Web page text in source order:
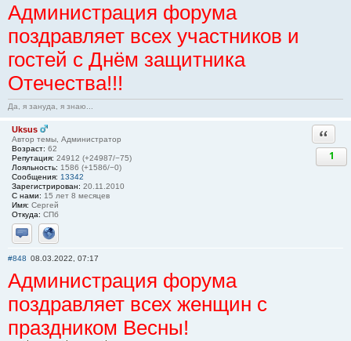
Администрация форума
поздравляет всех участников и
гостей с Днём защитника
Отечества!!!
Да, я зануда, я знаю...
Uksus
Автор темы, Администратор
Возраст: 62
Репутация: 24912 (+24987/−75)
Лояльность: 1586 (+1586/−0)
Сообщения: 13342
Зарегистрирован: 20.11.2010
С нами: 15 лет 8 месяцев
Имя: Сергей
Откуда: СПб
Отправить личное сообщение
Сайт
1
#848 08.03.2022, 07:17
Администрация форума
поздравляет всех женщин с
праздником Весны!